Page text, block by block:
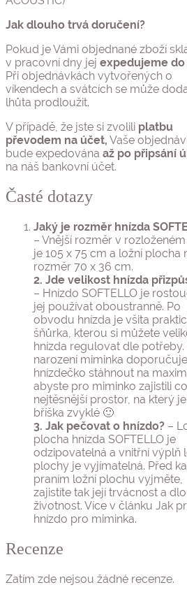
Jak dlouho trvá doručení?
Pokud je Vámi objednané zboží
v pracovní dny jej expedujeme do
Při objednávkách vytvořených o
víkendech a svátcích se může
lhůta prodloužit.
V případě, že jste si zvolili platbu
převodem na účet, Vaše
bude expedována až po připsání
na náš bankovní účet.
Časté dotazy
Jaký je rozměr hnízda
– Vnější rozměr v
je 105 x 75 cm a ložní plocha
rozměr 70 x 36 cm.
2. Jde velikost hnízda
– Hnízdo SOFTELLO je
jej používat oboustranně. Po
obvodu hnízda je všita
šňůrka, kterou si můžete
hnízda regulovat dle potřeby.
narození miminka
hnízdečko stáhnout na
abyste pro miminko zajistili co
nejtěsnější prostor, na který
bříška zvyklé 🙂
3. Jak pečovat o hnízdo? –
plocha hnízda SOFTELLO je
odzipovatelná a vnitřní výplň
plochy je vyjímatelná. Před
praním ložní plochu vyjměte,
zajistíte tak její trvácnost a
životnost. Více v článku Jak
hnízdo pro miminka.
Recenze
Zatím zde nejsou žádné recenze.